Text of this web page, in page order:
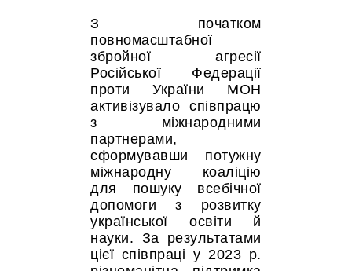
З початком
повномасштабної
збройної агресії
Російської Федерації
проти України МОН
активізувало співпрацю
з міжнародними
партнерами,
сформувавши потужну
міжнародну коаліцію
для пошуку всебічної
допомоги з розвитку
української освіти й
науки. За результатами
цієї співпраці у 2023 р.